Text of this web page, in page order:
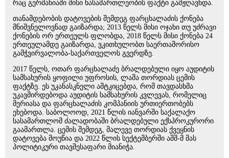
რაც გერმანიაში მისი ნასამართლეობის ფაქტი გამჟღავნდა.
თანამდებობის დატოვების შემდეგ ფარცხალაძის ქონება
მნიშვნელოვნად გაიზარდა; 2013 წელს მისი ოჯახი თუ უძრავი
ქონების ორ ერთეულს ფლობდა, 2018 წელს მისი ქონება 24
ერთეულამდე გაიზარდა, ვკითხულობთ საერთაშორისო
გამჭვირვალობა-საქართველოს გვერდზე.
2017 წელს, ოთარ ფარცხალაძე ბრალდებული იყო აუდიტის
სამსახურის ყოფილი უფროსის, ლაშა თორდიას ცემის
ფაქტზე. ეს უკანასკნელი ამტკიცებდა, რომ თავდასხმა
უკავშირდებოდა აუდიტის სამსახურის კვლევას, რომელიც
მერიასა და ფარცხალაძის კომპანიის ურთიერთობებს
ეხებოდა. საბოლოოდ, 2021 წლის იანვარში საქალაქო
სასამართლომ ძალადობაში ბრალდებული ექსპროკურორი
გაამართლა. ცემის შემდეგ, მალევე თორდიას ქვეყნის
დატოვება მოუწია და 2022 წლის სექტემბერში აშშ-მ მას
პოლიტიკური თავშესაფარი მიანიჭა.